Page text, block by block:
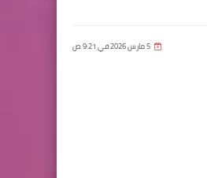
5 مارس 2026 في 9:21 ص